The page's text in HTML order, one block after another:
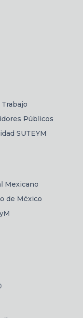
Públicos
SUTEYM
Mexicano
de México